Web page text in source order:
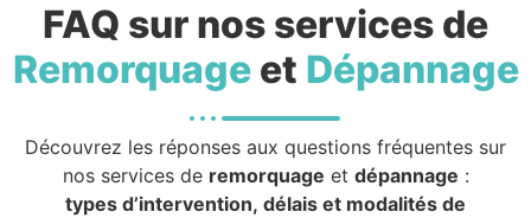
FAQ sur nos services de
Remorquageet Dépannage
Découvrez les réponses aux questions fréquentes sur
nos services de remorquage et dépannage :
types d’intervention, délais et modalités de